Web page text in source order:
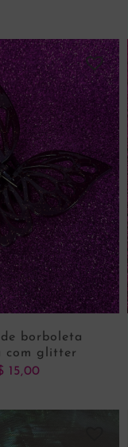
AO CARRINHO
borboleta
com glitter
15,00